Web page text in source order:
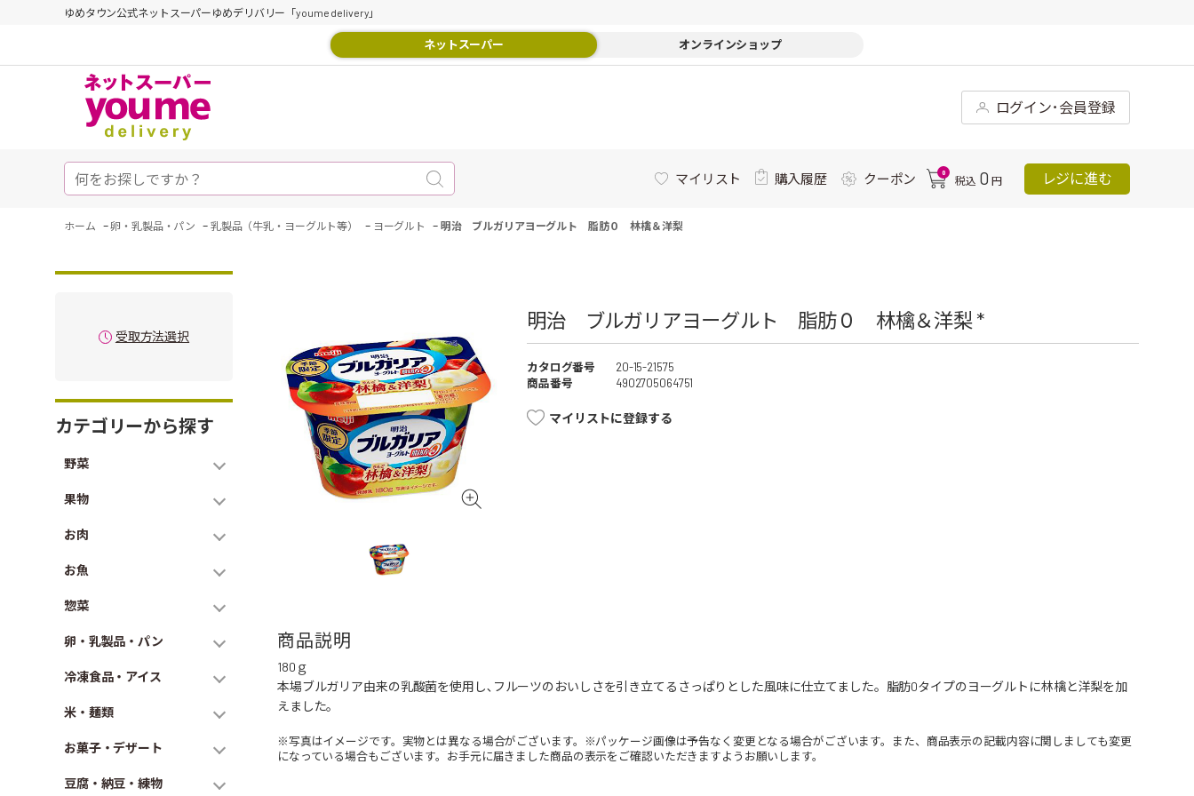
ゆめタウン公式ネットスーパーゆめデリバリー「youme delivery」
ネットスーパー オンラインショップ
ログイン･会員登録
マイリスト 購入履歴 クーポン 0
税込 0 円 レジに進む
ホーム -卵・乳製品・パン - 乳製品（牛乳・ヨーグルト等） - ヨーグルト - 明治 ブルガリアヨーグルト 脂肪０ 林檎＆洋梨
受取方法選択
カテゴリーから探す
野菜
果物
お肉
お魚
惣菜
卵・乳製品・パン
冷凍食品・アイス
米・麺類
お菓子・デザート
豆腐・納豆・練物
明治 ブルガリアヨーグルト 脂肪０ 林檎＆洋梨 *
カタログ番号
20-15-21575
商品番号
4902705064751
マイリストに登録する
商品説明
180ｇ
本場ブルガリア由来の乳酸菌を使用し､フルーツのおいしさを引き立てるさっぱりとした風味に仕立てました。脂肪0タイプのヨーグルトに林檎と洋梨を加
えました。
※写真はイメージです。実物とは異なる場合がございます。※パッケージ画像は予告なく変更となる場合がございます。また、商品表示の記載内容に関しましても変更
になっている場合もございます。お手元に届きました商品の表示をご確認いただきますようお願いします。